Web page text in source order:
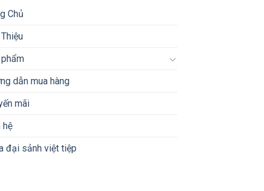
Chủ
dẫn mua hàng
mãi
hệ
đại sảnh việt tiệp